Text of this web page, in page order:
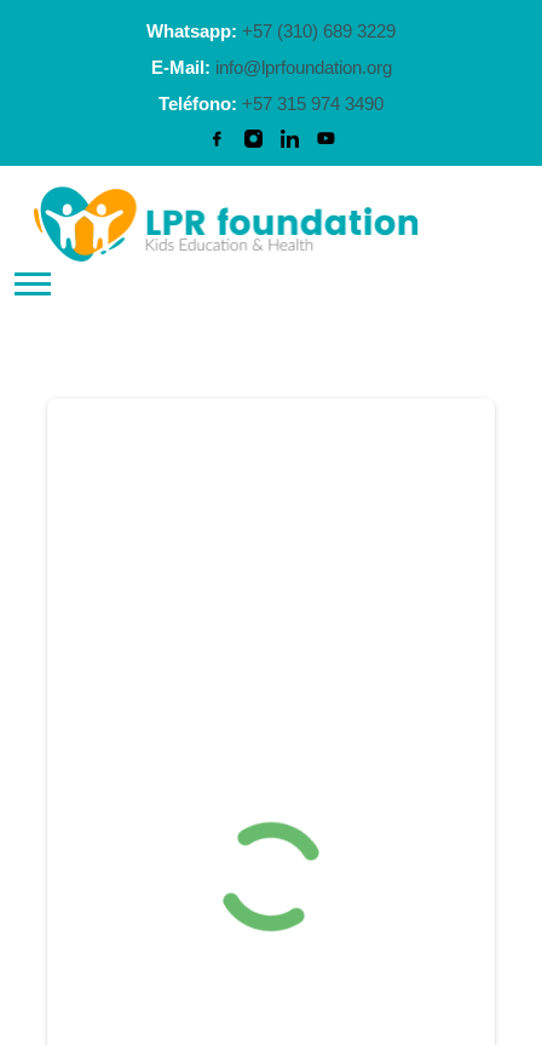
Whatsapp: +57 (310) 689 3229
E-Mail: info@lprfoundation.org
Teléfono: +57 315 974 3490